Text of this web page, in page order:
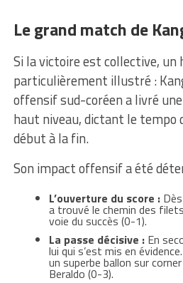
Le grand match de
Si la victoire est collective, un
particulièrement illustré :
offensif sud-coréen a livré
haut niveau, dictant le tempo
début à la fin.
Son impact offensif a été
L’ouverture du score :Dès
a trouvé le chemin des
voie du succès (0-1).
La passe décisive :En
lui qui s’est mis en
un superbe ballon sur
Beraldo (0-3).